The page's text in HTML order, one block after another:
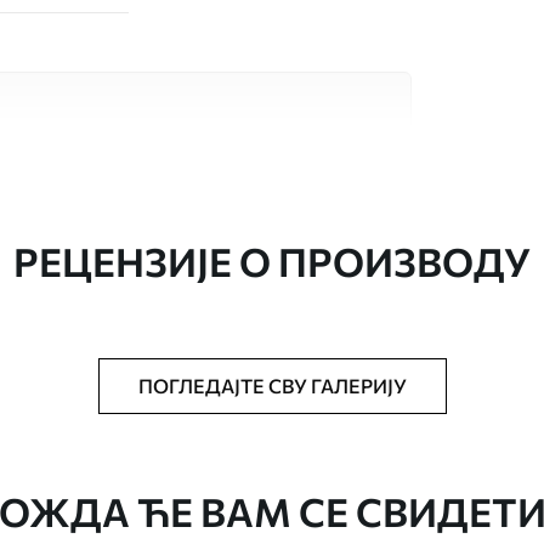
за тапете.
РЕЦЕНЗИЈЕ О ПРОИЗВОДУ
ПОГЛЕДАЈТЕ СВУ ГАЛЕРИЈУ
ЋЕ ВАМ СЕ